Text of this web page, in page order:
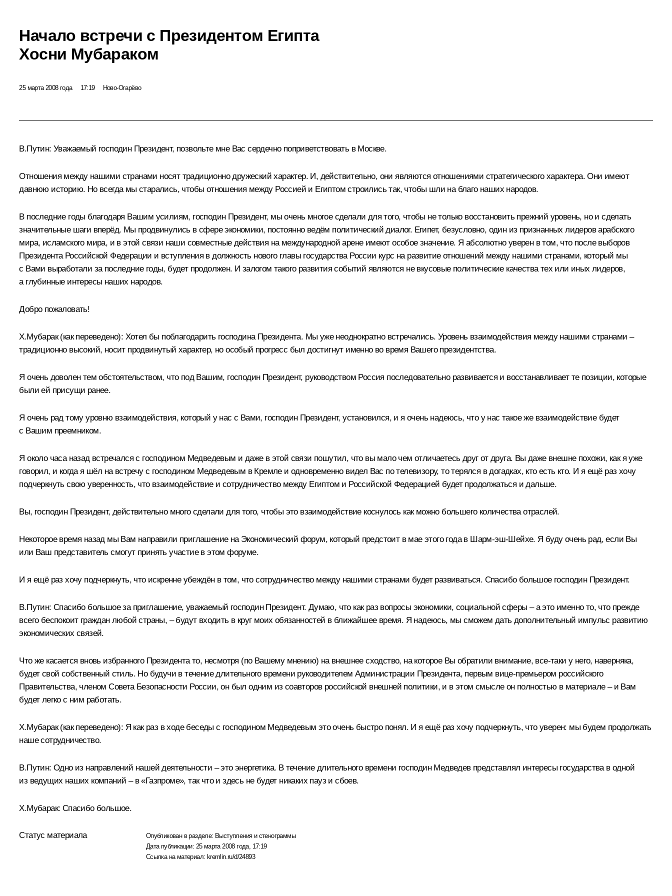
Начало встречи с Президентом Египта
Хосни Мубараком
25 марта 2008 года 17:19 Ново-Огарёво
В.Путин: Уважаемый господин Президент, позвольте мне Вас сердечно поприветствовать в Москве.
Отношения между нашими странами носят традиционно дружеский характер. И, действительно, они являются отношениями стратегического характера. Они имеют
давнюю историю. Но всегда мы старались, чтобы отношения между Россией и Египтом строились так, чтобы шли на благо наших народов.
В последние годы благодаря Вашим усилиям, господин Президент, мы очень многое сделали для того, чтобы не только восстановить прежний уровень, но и сделать
значительные шаги вперёд. Мы продвинулись в сфере экономики, постоянно ведём политический диалог. Египет, безусловно, один из признанных лидеров арабского
мира, исламского мира, и в этой связи наши совместные действия на международной арене имеют особое значение. Я абсолютно уверен в том, что после выборов
Президента Российской Федерации и вступления в должность нового главы государства России курс на развитие отношений между нашими странами, который мы
с Вами выработали за последние годы, будет продолжен. И залогом такого развития событий являются не вкусовые политические качества тех или иных лидеров,
а глубинные интересы наших народов.
Добро пожаловать!
Х.Мубарак (как переведено): Хотел бы поблагодарить господина Президента. Мы уже неоднократно встречались. Уровень взаимодействия между нашими странами –
традиционно высокий, носит продвинутый характер, но особый прогресс был достигнут именно во время Вашего президентства.
Я очень доволен тем обстоятельством, что под Вашим, господин Президент, руководством Россия последовательно развивается и восстанавливает те позиции, которые
были ей присущи ранее.
Я очень рад тому уровню взаимодействия, который у нас с Вами, господин Президент, установился, и я очень надеюсь, что у нас такое же взаимодействие будет
с Вашим преемником.
Я около часа назад встречался с господином Медведевым и даже в этой связи пошутил, что вы мало чем отличаетесь друг от друга. Вы даже внешне похожи, как я уже
говорил, и когда я шёл на встречу с господином Медведевым в Кремле и одновременно видел Вас по телевизору, то терялся в догадках, кто есть кто. И я ещё раз хочу
подчеркнуть свою уверенность, что взаимодействие и сотрудничество между Египтом и Российской Федерацией будет продолжаться и дальше.
Вы, господин Президент, действительно много сделали для того, чтобы это взаимодействие коснулось как можно большего количества отраслей.
Некоторое время назад мы Вам направили приглашение на Экономический форум, который предстоит в мае этого года в Шарм-эш-Шейхе. Я буду очень рад, если Вы
или Ваш представитель смогут принять участие в этом форуме.
И я ещё раз хочу подчеркнуть, что искренне убеждён в том, что сотрудничество между нашими странами будет развиваться. Спасибо большое господин Президент.
В.Путин: Спасибо большое за приглашение, уважаемый господин Президент. Думаю, что как раз вопросы экономики, социальной сферы – а это именно то, что прежде
всего беспокоит граждан любой страны, – будут входить в круг моих обязанностей в ближайшее время. Я надеюсь, мы сможем дать дополнительный импульс развитию
экономических связей.
Что же касается вновь избранного Президента то, несмотря (по Вашему мнению) на внешнее сходство, на которое Вы обратили внимание, все‑таки у него, наверняка,
будет свой собственный стиль. Но будучи в течение длительного времени руководителем Администрации Президента, первым вице-премьером российского
Правительства, членом Совета Безопасности России, он был одним из соавторов российской внешней политики, и в этом смысле он полностью в материале – и Вам
будет легко с ним работать.
Х.Мубарак (как переведено): Я как раз в ходе беседы с господином Медведевым это очень быстро понял. И я ещё раз хочу подчеркнуть, что уверен: мы будем продолжать
наше сотрудничество.
В.Путин: Одно из направлений нашей деятельности – это энергетика. В течение длительного времени господин Медведев представлял интересы государства в одной
из ведущих наших компаний – в «Газпроме», так что и здесь не будет никаких пауз и сбоев.
Х.Мубарак: Спасибо большое.
Статус материала Опубликован в разделе: Выступления и стенограммы
Дата публикации: 25 марта 2008 года, 17:19
Ссылка на материал: kremlin.ru/d/24893